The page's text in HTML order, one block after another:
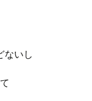
ないし